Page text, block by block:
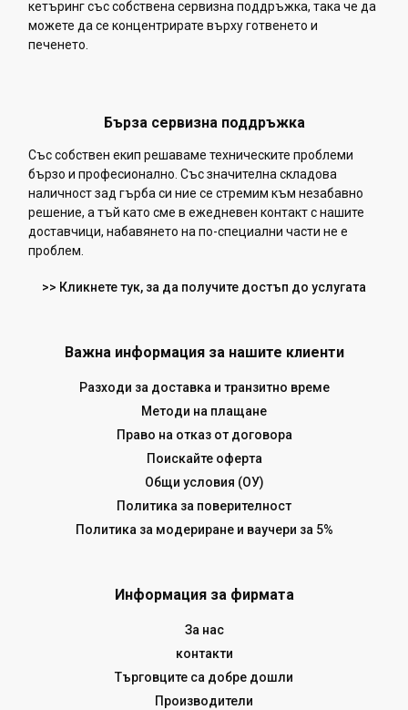
кетъринг със собствена сервизна поддръжка, така че да
можете да се концентрирате върху готвенето и
печенето.
Бърза сервизна поддръжка
Със собствен екип решаваме техническите проблеми
бързо и професионално. Със значителна складова
наличност зад гърба си ние се стремим към незабавно
решение, а тъй като сме в ежедневен контакт с нашите
доставчици, набавянето на по-специални части не е
проблем.
>> Кликнете тук, за да получите достъп до услугата
Важна информация за нашите клиенти
Разходи за доставка и транзитно време
Методи на плащане
Право на отказ от договора
Поискайте оферта
Общи условия (ОУ)
Политика за поверителност
Политика за модериране и ваучери за 5%
Информация за фирмата
За нас
контакти
Търговците са добре дошли
Производители